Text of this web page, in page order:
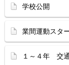
学校公開
業間運動スタ
１～４年 交